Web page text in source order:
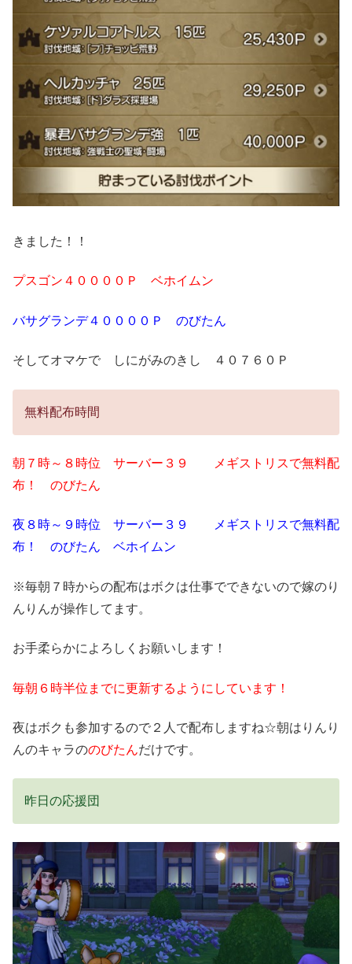
きました！！
プスゴン４００００Ｐ ベホイムン
バサグランデ４００００Ｐ のびたん
そしてオマケで しにがみのきし ４０７６０Ｐ
無料配布時間
朝７時～８時位 サーバー３９ メギストリスで無料配
布！ のびたん
夜８時～９時位 サーバー３９ メギストリスで無料配
布！ のびたん ベホイムン
※毎朝７時からの配布はボクは仕事でできないので嫁のり
んりんが操作してます。
お手柔らかによろしくお願いします！
毎朝６時半位までに更新するようにしています！
夜はボクも参加するので２人で配布しますね☆朝はりんり
んのキャラののびたんだけです。
昨日の応援団